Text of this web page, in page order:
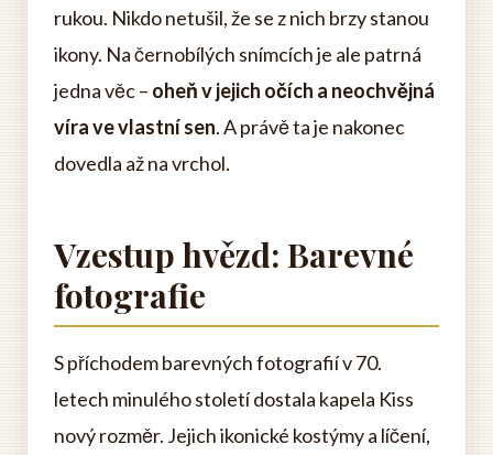
rukou. Nikdo netušil, že se z nich brzy stanou
ikony. Na černobílých snímcích je ale patrná
jedna věc – oheň v jejich očích a neochvějná
víra ve vlastní sen. A právě ta je nakonec
dovedla až na vrchol.
Vzestup hvězd: Barevné
fotografie
S příchodem barevných fotografií v 70.
letech minulého století dostala kapela Kiss
nový rozměr. Jejich ikonické kostýmy a líčení,